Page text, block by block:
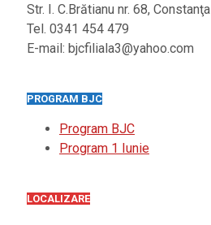
Str. I. C.Brătianu nr. 68, Constanţa
Tel. 0341 454 479
E-mail: bjcfiliala3@yahoo.com
PROGRAM BJC
Program BJC
Program 1 Iunie
LOCALIZARE